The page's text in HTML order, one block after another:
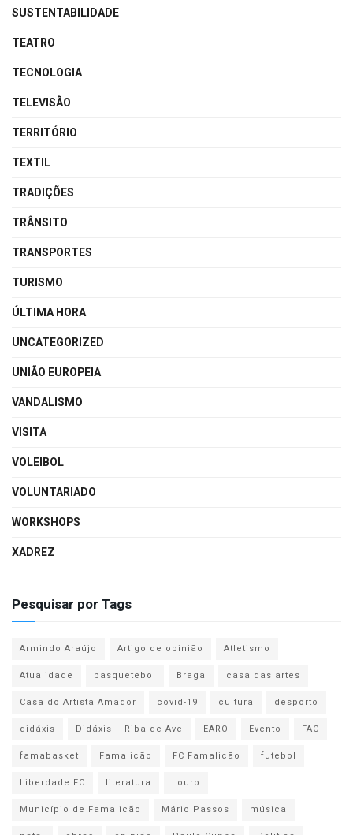
SUSTENTABILIDADE
TEATRO
TECNOLOGIA
TELEVISÃO
TERRITÓRIO
TEXTIL
TRADIÇÕES
TRÂNSITO
TRANSPORTES
TURISMO
ÚLTIMA HORA
UNCATEGORIZED
UNIÃO EUROPEIA
VANDALISMO
VISITA
VOLEIBOL
VOLUNTARIADO
WORKSHOPS
XADREZ
Pesquisar por Tags
Armindo Araújo Artigo de opinião
Atletismo
Atualidade
basquetebol Braga
casa das artes
Casa do Artista Amador
covid-19 cultura
desporto
didáxis
Didáxis – Riba de Ave EARO Evento
FAC
famabasket
Famalicão FC Famalicão
futebol
Liberdade FC
literatura
Louro
Município de Famalicão
Mário Passos
música